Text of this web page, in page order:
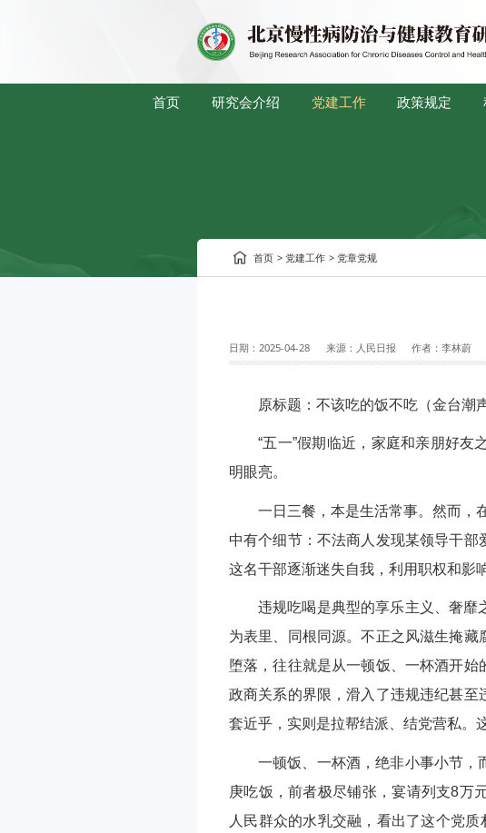
首页 研究会介绍 党建工作 政策规定
首页 > 党建工作 > 党章党规
日期： 2025-04-28 来源： 人民日报 作者： 李林蔚
原标题：不该吃的饭不吃（金台潮
“五一”假期临近，家庭和亲朋好
明眼亮。
一日三餐，本是生活常事。然而，
中有个细节：不法商人发现某领导干部
这名干部逐渐迷失自我，利用职权和影
违规吃喝是典型的享乐主义、奢靡
为表里、同根同源。不正之风滋生掩
堕落，往往就是从一顿饭、一杯酒开
政商关系的界限，滑入了违规违纪甚至
套近乎，实则是拉帮结派、结党营私。
一顿饭、一杯酒，绝非小事小节，
庚吃饭，前者极尽铺张，宴请列支8万
人民群众的水乳交融，看出了这个党